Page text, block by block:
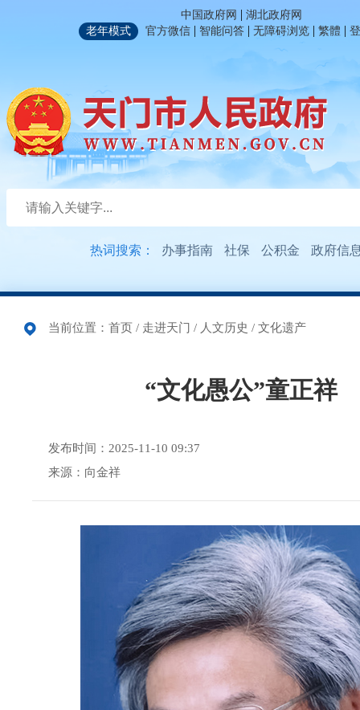
中国政府网 | 湖北政府网
老年模式
官方微信 | 智能问答 | 无障碍浏览 | 繁體 |
热词搜索： 办事指南 社保 公积金 政府信
当前位置： 首页 / 走进天门 / 人文历史 / 文化遗产
“文化愚公”童正祥
发布时间：2025-11-10 09:37
来源：向金祥